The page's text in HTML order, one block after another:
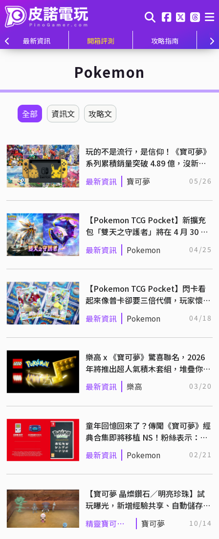
最新資訊 開箱評測 攻略指南
Pokemon
全部 資訊文 攻略文
玩的不是流行，是信仰！《寶可夢》
系列累積銷量突破 4.89 億，沒新作
照賣 900 萬套！
最新資訊 寶可夢 05/26
【Pokemon TCG Pocket】新擴充
包「雙天之守護者」將在 4 月 30 日
登場！
最新資訊 Pokemon 04/25
【Pokemon TCG Pocket】閃卡看
起來像普卡卻要三倍代價，玩家懷疑
被當韭菜割！
最新資訊 Pokemon 04/18
樂高 x 《寶可夢》驚喜聯名，2026
年將推出超人氣積木套組，堆疊你的
經典回憶！
最新資訊 樂高 03/20
童年回憶回來了？傳聞《寶可夢》經
典合集即將移植 NS！粉絲表示：敢
出就買！
最新資訊 Pokemon 02/21
【寶可夢 晶燦鑽石／明亮珍珠】試
玩曝光，新增經驗共享、自動儲存檔
案功能！
精靈寶可夢
寶可夢 10/14